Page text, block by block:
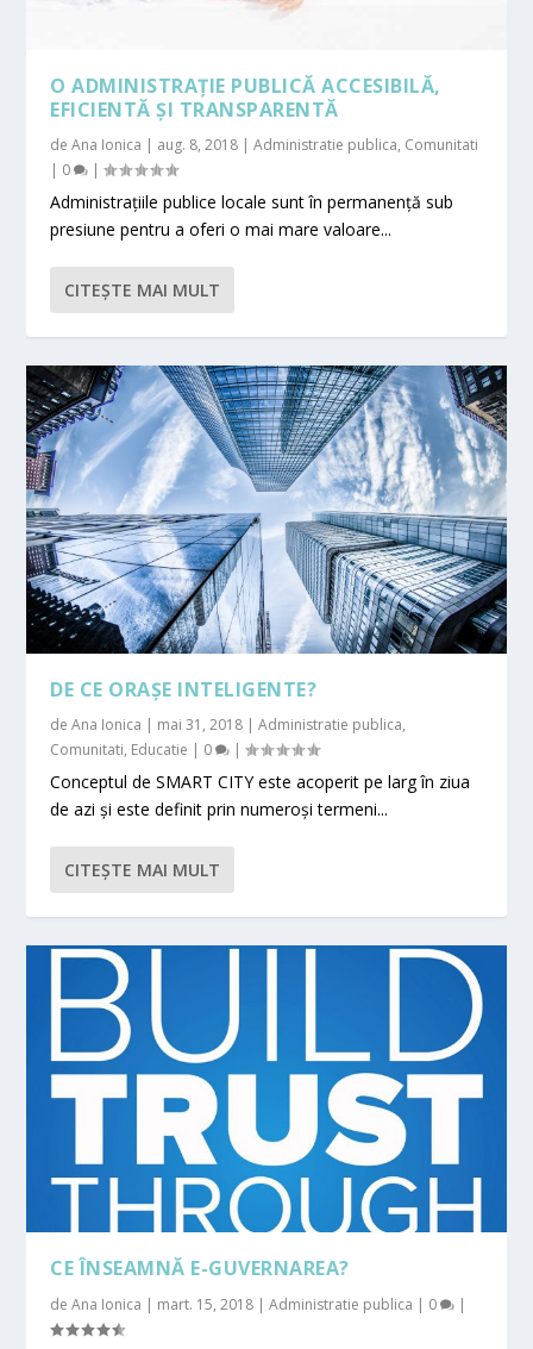
O ADMINISTRAȚIE PUBLICĂ ACCESIBILĂ,
EFICIENTĂ ȘI TRANSPARENTĂ
deAna Ionica | aug. 8, 2018 |Administratie publica, Comunitati
| 0 |
Administrațiile publice locale sunt în permanență sub
presiune pentru a oferi o mai mare valoare...
CITEŞTE MAI MULT
DE CE ORAȘE INTELIGENTE?
deAna Ionica | mai 31, 2018 |Administratie publica,
Comunitati, Educatie | 0 |
Conceptul de SMART CITY este acoperit pe larg în ziua
de azi și este definit prin numeroși termeni...
CITEŞTE MAI MULT
CE ÎNSEAMNĂ E-GUVERNAREA?
deAna Ionica mart. 15, 2018 |Administratie publica 0